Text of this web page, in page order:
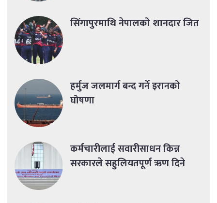
सिंगापुरमाथि नेपालको शानदार जित
हर्मुज जलमार्ग बन्द गर्ने इरानको
घोषणा
कर्मचारीलाई सवारीसाधन किन्न
सरकारले सहुलियतपूर्ण ऋण दिने